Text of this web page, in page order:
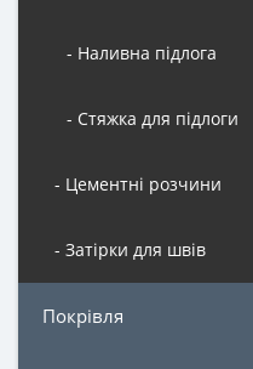
- Наливна підлога
- Стяжка для підлоги
- Цементні розчини
- Затірки для швів
Покрівля